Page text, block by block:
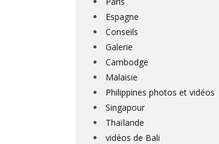
Espagne
Conseils
Galerie
Cambodge
Malaisie
Philippines photos et vidéos
Singapour
Thaïlande
vidéos de Bali